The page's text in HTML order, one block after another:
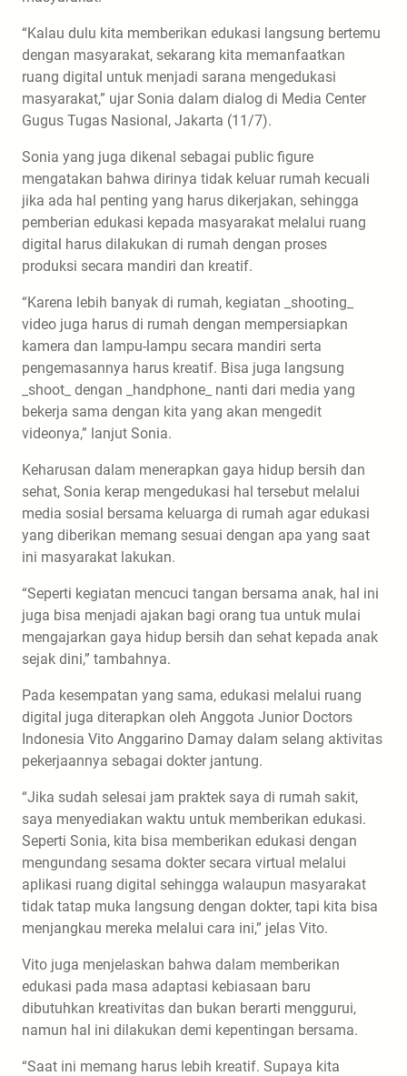
“Kalau dulu kita memberikan edukasi langsung bertemu
dengan masyarakat, sekarang kita memanfaatkan
ruang digital untuk menjadi sarana mengedukasi
masyarakat,” ujar Sonia dalam dialog di Media Center
Gugus Tugas Nasional, Jakarta (11/7).
Sonia yang juga dikenal sebagai public figure
mengatakan bahwa dirinya tidak keluar rumah kecuali
jika ada hal penting yang harus dikerjakan, sehingga
pemberian edukasi kepada masyarakat melalui ruang
digital harus dilakukan di rumah dengan proses
produksi secara mandiri dan kreatif.
“Karena lebih banyak di rumah, kegiatan _shooting_
video juga harus di rumah dengan mempersiapkan
kamera dan lampu-lampu secara mandiri serta
pengemasannya harus kreatif. Bisa juga langsung
_shoot_ dengan _handphone_ nanti dari media yang
bekerja sama dengan kita yang akan mengedit
videonya,” lanjut Sonia.
Keharusan dalam menerapkan gaya hidup bersih dan
sehat, Sonia kerap mengedukasi hal tersebut melalui
media sosial bersama keluarga di rumah agar edukasi
yang diberikan memang sesuai dengan apa yang saat
ini masyarakat lakukan.
“Seperti kegiatan mencuci tangan bersama anak, hal ini
juga bisa menjadi ajakan bagi orang tua untuk mulai
mengajarkan gaya hidup bersih dan sehat kepada anak
sejak dini,” tambahnya.
Pada kesempatan yang sama, edukasi melalui ruang
digital juga diterapkan oleh Anggota Junior Doctors
Indonesia Vito Anggarino Damay dalam selang aktivitas
pekerjaannya sebagai dokter jantung.
“Jika sudah selesai jam praktek saya di rumah sakit,
saya menyediakan waktu untuk memberikan edukasi.
Seperti Sonia, kita bisa memberikan edukasi dengan
mengundang sesama dokter secara virtual melalui
aplikasi ruang digital sehingga walaupun masyarakat
tidak tatap muka langsung dengan dokter, tapi kita bisa
menjangkau mereka melalui cara ini,” jelas Vito.
Vito juga menjelaskan bahwa dalam memberikan
edukasi pada masa adaptasi kebiasaan baru
dibutuhkan kreativitas dan bukan berarti menggurui,
namun hal ini dilakukan demi kepentingan bersama.
“Saat ini memang harus lebih kreatif. Supaya kita